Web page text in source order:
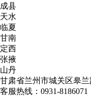
成县
天水
临夏
甘南
定西
张掖
山丹
甘肃省兰州市城关区皋
客服热线： 0931-8186071